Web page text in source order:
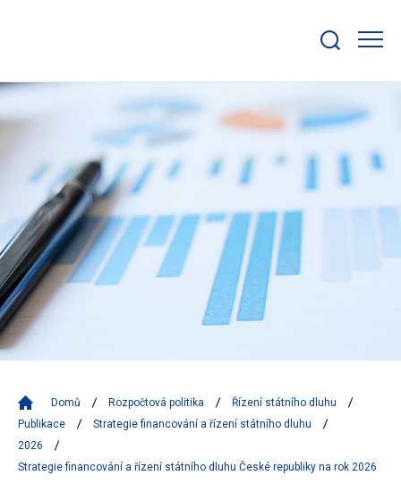
bar
Domů Rozpočtová politika
Řízení státního dluhu
Publikace
Strategie financování a řízení státního dluhu
2026
Strategie financování a řízení státního dluhu České republiky na rok 2026